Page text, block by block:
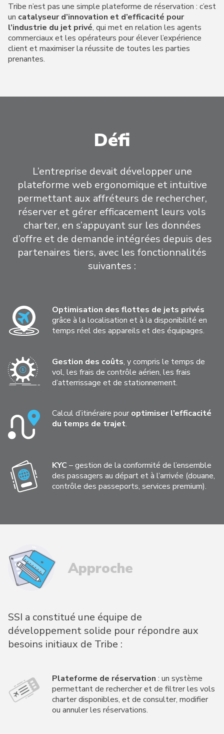
Tribe n’est pas une simple plateforme de réservation : c’est
un catalyseur d’innovation et d’efficacité pour
l’industrie du jet privé, qui met en relation les agents
commerciaux et les opérateurs pour élever l’expérience
client et maximiser la réussite de toutes les parties
prenantes.
Défi
L’entreprise devait développer une
plateforme web ergonomique et intuitive
permettant aux affréteurs de rechercher,
réserver et gérer efficacement leurs vols
charter, en s’appuyant sur les données
d’offre et de demande intégrées depuis des
partenaires tiers, avec les fonctionnalités
suivantes :
Optimisation des flottes de jets privés
grâce à la localisation et à la disponibilité en
temps réel des appareils et des équipages.
Gestion des coûts, y compris le temps de
vol, les frais de contrôle aérien, les frais
d’atterrissage et de stationnement.
Calcul d’itinéraire pour optimiser l’efficacité
du temps de trajet.
KYC – gestion de la conformité de l’ensemble
des passagers au départ et à l’arrivée (douane,
contrôle des passeports, services premium).
Approche
SSI a constitué une équipe de
développement solide pour répondre aux
besoins initiaux de Tribe :
Plateforme de réservation : un système
permettant de rechercher et de filtrer les vols
charter disponibles, et de consulter, modifier
ou annuler les réservations.